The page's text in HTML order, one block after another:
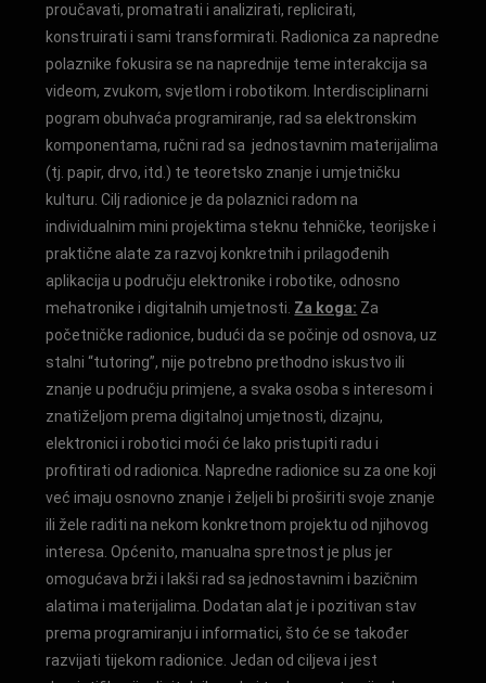
proučavati, promatrati i analizirati, replicirati,
konstruirati i sami transformirati. Radionica za napredne
polaznike fokusira se na naprednije teme interakcija sa
videom, zvukom, svjetlom i robotikom. Interdisciplinarni
pogram obuhvaća programiranje, rad sa elektronskim
komponentama, ručni rad sa jednostavnim materijalima
(tj. papir, drvo, itd.) te teoretsko znanje i umjetničku
kulturu. Cilj radionice je da polaznici radom na
individualnim mini projektima steknu tehničke, teorijske i
praktične alate za razvoj konkretnih i prilagođenih
aplikacija u području elektronike i robotike, odnosno
mehatronike i digitalnih umjetnosti. Za koga: Za
početničke radionice, budući da se počinje od osnova, uz
stalni “tutoring”, nije potrebno prethodno iskustvo ili
znanje u području primjene, a svaka osoba s interesom i
znatiželjom prema digitalnoj umjetnosti, dizajnu,
elektronici i robotici moći će lako pristupiti radu i
profitirati od radionica. Napredne radionice su za one koji
već imaju osnovno znanje i željeli bi proširiti svoje znanje
ili žele raditi na nekom konkretnom projektu od njihovog
interesa. Općenito, manualna spretnost je plus jer
omogućava brži i lakši rad sa jednostavnim i bazičnim
alatima i materijalima. Dodatan alat je i pozitivan stav
prema programiranju i informatici, što će se također
razvijati tijekom radionice. Jedan od ciljeva i jest